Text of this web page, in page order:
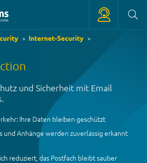
service
systems.bz
+39 0471 63 11 42
systems.bz
Internet-Security
und Sicherheit mit Email
Ihre Daten bleiben geschützt
und Anhänge werden zuverlässig erkannt
reduziert, das Postfach bleibt sauber